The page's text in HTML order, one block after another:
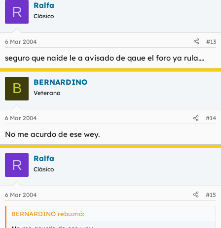
R Ralfa
Clásico
6 Mar 2004 #13
seguro que naide le a avisado de qaue el foro ya rula....
B BERNARDINO
Veterano
6 Mar 2004 #14
No me acurdo de ese wey.
R Ralfa
Clásico
6 Mar 2004 #15
BERNARDINO rebuznó: